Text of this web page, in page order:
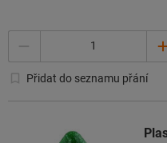
Přidat do seznamu přání